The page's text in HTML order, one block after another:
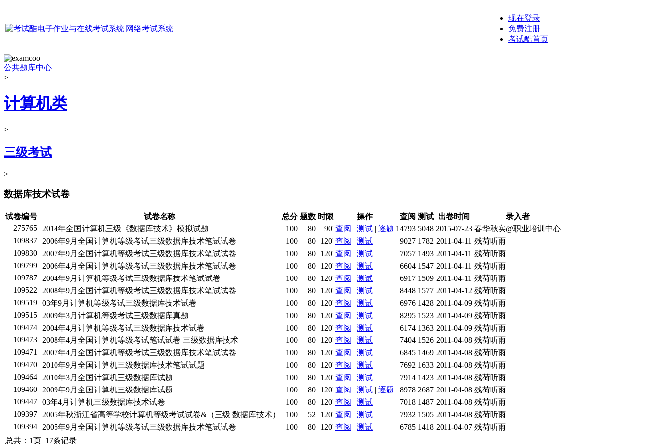
现在登录
免费注册
考试酷首页
公共题库中心
>
计算机类
>
三级考试
>
数据库技术试卷
试卷编号 试卷名称 总分 题数 时限 操作 查阅 测试 出卷时间
录入者
275765
2014年全国计算机三级《数据库技术》模拟试题 100 80 90' 查阅 | 测试 | 逐题 14793 5048 2015-07-23 春华秋实@职业培训中心
109837
2006年9月全国计算机等级考试三级数据库技术笔试试卷 100 80 120' 查阅 | 测试 9027 1782 2011-04-11 残荷听雨
109830
2007年9月全国计算机等级考试三级数据库技术笔试试卷 100 80 120' 查阅 | 测试 7057 1493 2011-04-11 残荷听雨
109799
2006年4月全国计算机等级考试三级数据库技术笔试试卷 100 80 120' 查阅 | 测试 6604 1547 2011-04-11 残荷听雨
109787
2004年9月计算机等级考试三级数据库技术笔试试卷 100 80 120' 查阅 | 测试 6917 1509 2011-04-11 残荷听雨
109522
2008年9月全国计算机等级考试三级数据库技术笔试试卷 100 80 120' 查阅 | 测试 8448 1577 2011-04-12 残荷听雨
109519 03年9月计算机等级考试三级数据库技术试卷 100 80 120' 查阅 | 测试 6976 1428 2011-04-09 残荷听雨
109515
2009年3月计算机等级考试三级数据库真题 100 80 120' 查阅 | 测试 8295 1523 2011-04-09 残荷听雨
109474
2004年4月计算机等级考试三级数据库技术试卷 100 80 120' 查阅 | 测试 6174 1363 2011-04-09 残荷听雨
109473
2008年4月全国计算机等级考试笔试试卷 三级数据库技术 100 80 120' 查阅 | 测试 7404 1526 2011-04-08 残荷听雨
109471
2007年4月全国计算机等级考试三级数据库技术笔试试卷 100 80 120' 查阅 | 测试 6845 1469 2011-04-08 残荷听雨
109470
2010年9月全国计算机三级数据库技术笔试试题 100 80 120' 查阅 | 测试 7692 1633 2011-04-08 残荷听雨
109464
2010年3月全国计算机三级数据库试题 100 80 120' 查阅 | 测试 7914 1423 2011-04-08 残荷听雨
109460
2009年9月全国计算机三级数据库试题 100 80 120' 查阅 | 测试 | 逐题 8978 2687 2011-04-08 残荷听雨
109447 03年4月计算机三级数据库技术试卷 100 80 120' 查阅 | 测试 7018 1487 2011-04-08 残荷听雨
109397
2005年秋浙江省高等学校计算机等级考试试卷&（三级 数据库技术） 100 52 120' 查阅 | 测试 7932 1505 2011-04-08 残荷听雨
109394
2005年9月全国计算机等级考试三级数据库技术笔试试卷 100 80 120' 查阅 | 测试 6785 1418 2011-04-07 残荷听雨
总共：1页 17条记录